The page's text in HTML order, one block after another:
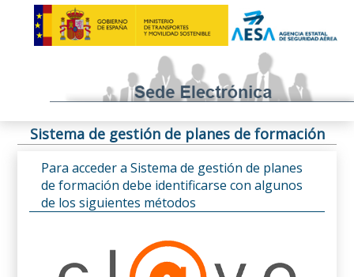
Sistema de gestión de planes de formación
Para acceder a Sistema de gestión de planes
de formación debe identificarse con algunos
de los siguientes métodos